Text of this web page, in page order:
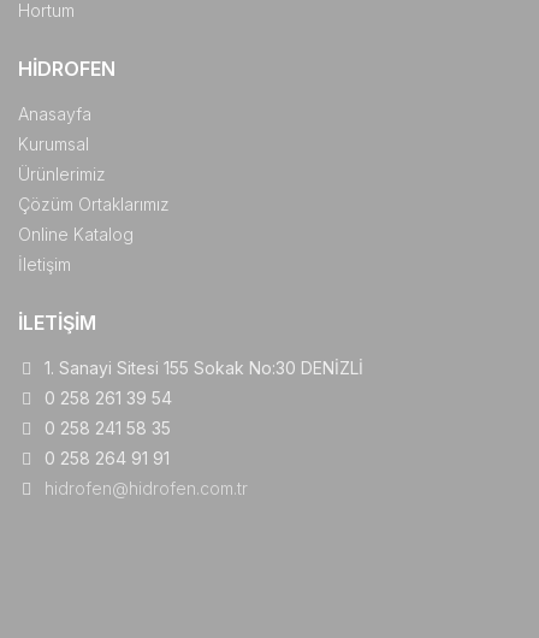
Hortum
HIDROFEN
Anasayfa
Kurumsal
Ürünlerimiz
Çözüm Ortaklarımız
Online Katalog
İletişim
İLETIŞIM
1. Sanayi Sitesi 155 Sokak No:30 DENİZLİ
0 258 261 39 54
0 258 241 58 35
0 258 264 91 91
hidrofen@hidrofen.com.tr